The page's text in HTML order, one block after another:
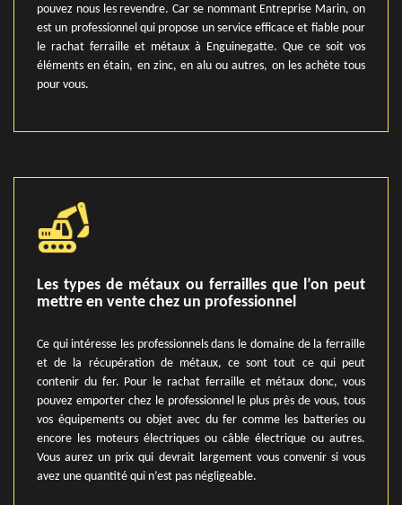
pouvez nous les revendre. Car se nommant Entreprise Marin, on
est un professionnel qui propose un service efficace et fiable pour
le rachat ferraille et métaux à Enguinegatte. Que ce soit vos
éléments en étain, en zinc, en alu ou autres, on les achète tous
pour vous.
Les types de métaux ou ferrailles que l’on peut
mettre en vente chez un professionnel
Ce qui intéresse les professionnels dans le domaine de la ferraille
et de la récupération de métaux, ce sont tout ce qui peut
contenir du fer. Pour le rachat ferraille et métaux donc, vous
pouvez emporter chez le professionnel le plus près de vous, tous
vos équipements ou objet avec du fer comme les batteries ou
encore les moteurs électriques ou câble électrique ou autres.
Vous aurez un prix qui devrait largement vous convenir si vous
avez une quantité qui n’est pas négligeable.